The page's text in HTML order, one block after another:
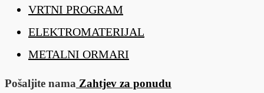
VRTNI PROGRAM
ELEKTROMATERIJAL
METALNI ORMARI
Pošaljite nama Zahtjev za ponudu